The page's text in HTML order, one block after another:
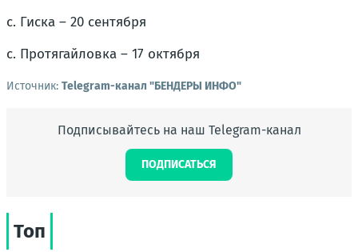
с. Гиска – 20 сентября
с. Протягайловка – 17 октября
Источник: Telegram-канал "БЕНДЕРЫ ИНФО"
Подписывайтесь на наш Telegram-канал
ПОДПИСАТЬСЯ
Топ